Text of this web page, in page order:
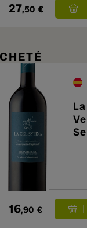
27,50 €
16,90 €